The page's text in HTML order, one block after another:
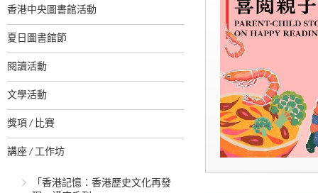
香港中央圖書館活動
夏日圖書館節
閱讀活動
文學活動
獎項 / 比賽
講座 / 工作坊
「香港記憶：香港歷史文化再發